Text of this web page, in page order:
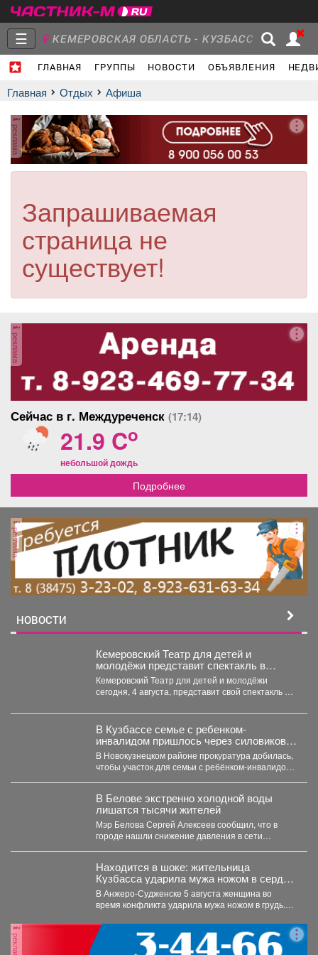
☰ КЕМЕРОВСКАЯ ОБЛАСТЬ - КУЗБАСС
ГЛАВНАЯ ГРУППЫ НОВОСТИ ОБЪЯВЛЕНИЯ
Главная
Группы
Объявления Недвижимость Услуги
Работа Транспорт
Афиша Обучение Проекты
Я - пенсионер
Главная Отдых афиша
реклама
Запрашиваемая
страница не
существует!
реклама
Сейчас в г. Междуреченск (17:14)
21.9 Co
небольшой дождь
Подробнее
реклама
НОВОСТИ
Кемеровский Театр для детей и
молодёжи представит спектакль в
Москве
Кемеровский Театр для детей и молодёжи
сегодня, 4 августа, представит свой спектакль на
В Кузбассе семье с ребенком-
инвалидом пришлось через силовиков
просить воду в дом
В Новокузнецком районе прокуратура добилась,
чтобы участок для семьи с ребёнком-инвалидом
В Белове экстренно холодной воды
лишатся тысячи жителей
Мэр Белова Сергей Алексеев сообщил, что в
городе нашли снижение давления в сети
Находится в шоке: жительница
Кузбасса ударила мужа ножом в сердце
- подробности
В Анжеро-Судженске 5 августа женщина во
время конфликта ударила мужа ножом в грудь.
реклама